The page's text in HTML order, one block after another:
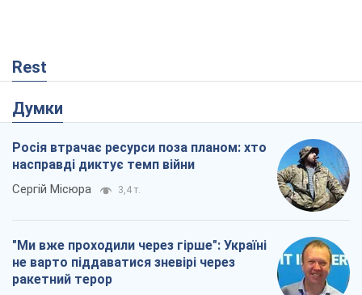
Rest
Думки
Росія втрачає ресурси поза планом: хто
насправді диктує темп війни
Сергій Місюра 3,4 т.
"Ми вже проходили через гірше": Україні
не варто піддаватися зневірі через
ракетний терор